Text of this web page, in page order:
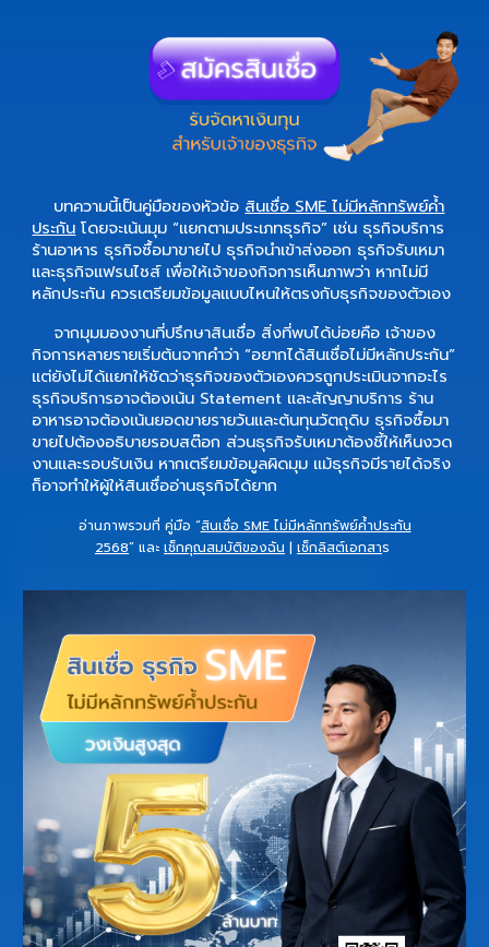
บทความนี้เป็นคู่มือของหัวข้อ สินเชื่อ SME ไม่มีหลักทรัพย์ค้ำ
ประกัน โดยจะเน้นมุม “แยกตามประเภทธุรกิจ” เช่น ธุรกิจบริการ
ร้านอาหาร ธุรกิจซื้อมาขายไป ธุรกิจนำเข้าส่งออก ธุรกิจรับเหมา
และธุรกิจแฟรนไชส์ เพื่อให้เจ้าของกิจการเห็นภาพว่า หากไม่มี
หลักประกัน ควรเตรียมข้อมูลแบบไหนให้ตรงกับธุรกิจของตัวเอง
จากมุมมองงานที่ปรึกษาสินเชื่อ สิ่งที่พบได้บ่อยคือ เจ้าของ
กิจการหลายรายเริ่มต้นจากคำว่า “อยากได้สินเชื่อไม่มีหลักประกัน”
แต่ยังไม่ได้แยกให้ชัดว่าธุรกิจของตัวเองควรถูกประเมินจากอะไร
ธุรกิจบริการอาจต้องเน้น Statement และสัญญาบริการ ร้าน
อาหารอาจต้องเน้นยอดขายรายวันและต้นทุนวัตถุดิบ ธุรกิจซื้อมา
ขายไปต้องอธิบายรอบสต๊อก ส่วนธุรกิจรับเหมาต้องชี้ให้เห็นงวด
งานและรอบรับเงิน หากเตรียมข้อมูลผิดมุม แม้ธุรกิจมีรายได้จริง
ก็อาจทำให้ผู้ให้สินเชื่ออ่านธุรกิจได้ยาก
อ่านภาพรวมที่ คู่มือ “สินเชื่อ SME ไม่มีหลักทรัพย์ค้ำประกัน
2568” และ เช็กคุณสมบัติของฉัน | เช็กลิสต์เอกสาร